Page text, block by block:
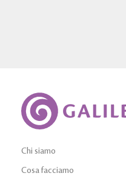
Chi siamo
Cosa facciamo